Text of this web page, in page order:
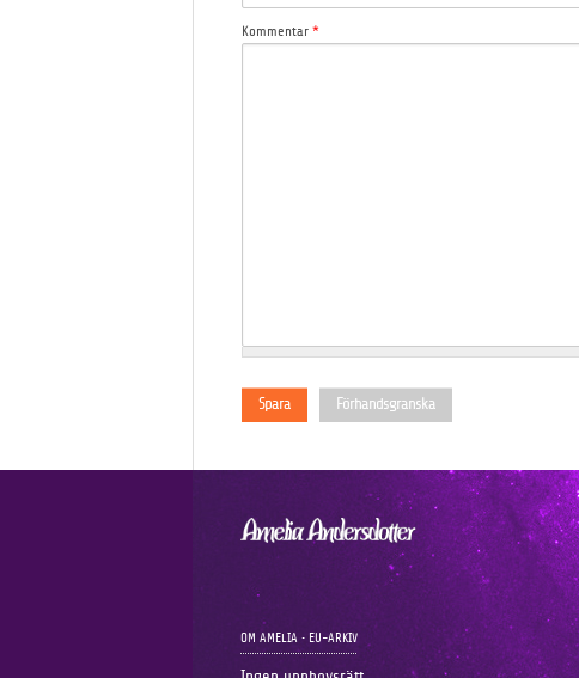
Kommentar *
OM AMELIA • EU-ARKIV